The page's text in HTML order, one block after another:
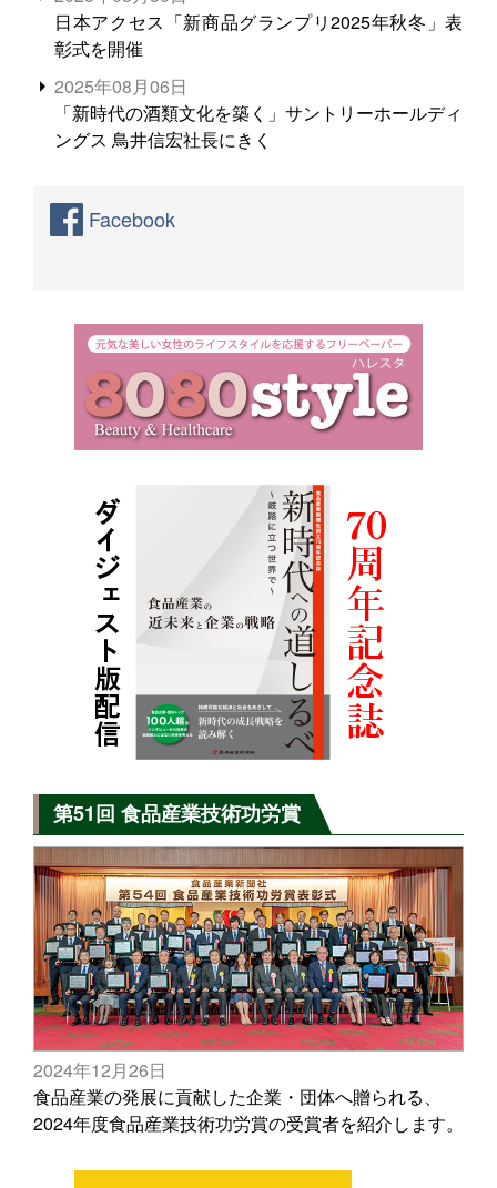
日本アクセス「新商品グランプリ2025年秋冬」表
彰式を開催
2025年08月06日
「新時代の酒類文化を築く」サントリーホールディ
ングス 鳥井信宏社長にきく
Facebook
第51回 食品産業技術功労賞
2024年12月26日
食品産業の発展に貢献した企業・団体へ贈られる、
2024年度食品産業技術功労賞の受賞者を紹介します。